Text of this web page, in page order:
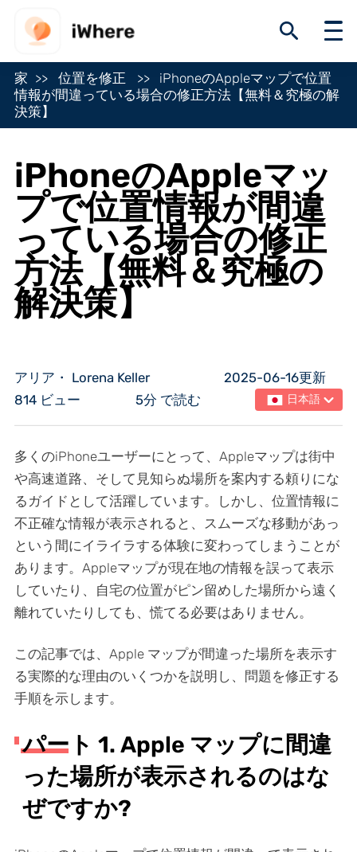
家 位置を修正
iPhoneのAppleマップで位置
情報が間違っている場合の修正方法【無料＆究極の解
決策】
iPhoneのAppleマッ
プで位置情報が間違
っている場合の修正
方法【無料＆究極の
解決策】
アリア・ Lorena Keller
2025-06-16更新
814 ビュー
5分 で読む 日本語
多くのiPhoneユーザーにとって、Appleマップは街中
や高速道路、そして見知らぬ場所を案内する頼りにな
るガイドとして活躍しています。しかし、位置情報に
不正確な情報が表示されると、スムーズな移動があっ
という間にイライラする体験に変わってしまうことが
あります。Appleマップが現在地の情報を誤って表示
していたり、自宅の位置がピン留めした場所から遠く
離れていたりしても、慌てる必要はありません。
この記事では、Apple マップが間違った場所を表示す
る実際的な理由のいくつかを説明し、問題を修正する
手順を示します。
パート 1. Apple マップに間違
った場所が表示されるのはな
ぜですか?